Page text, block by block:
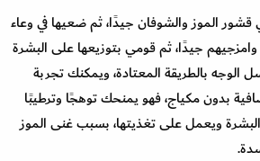
قشور الموز والشوفان جيدًا، ثم ضعيها في وعاء
جيدًا، ثم قومي بتوزيعها على البشرة
الوجه بالطريقة المعتادة، ويمكنك تجربة
بدون مكياج، فهو يمنحك توهجًا وترطيبًا
البشرة ويعمل على تغذيتها، بسبب غنى الموز